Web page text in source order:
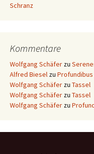
Schranz
Kommentare
Wolfgang Schäfer zu
Alfred Biesel zu Profundibus
Wolfgang Schäfer zu Tassel
Wolfgang Schäfer zu Tassel
Wolfgang Schäfer zu